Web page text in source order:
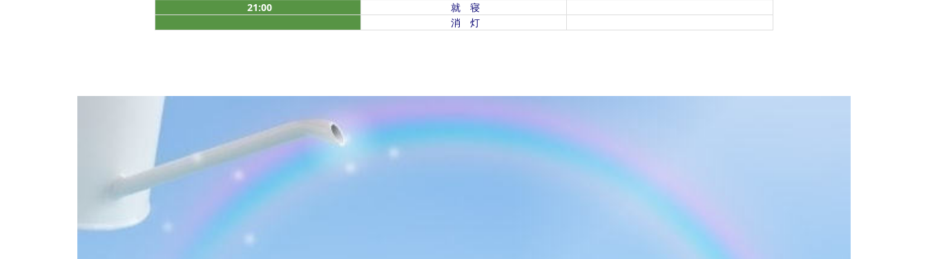
21:00
就 寝
消 灯